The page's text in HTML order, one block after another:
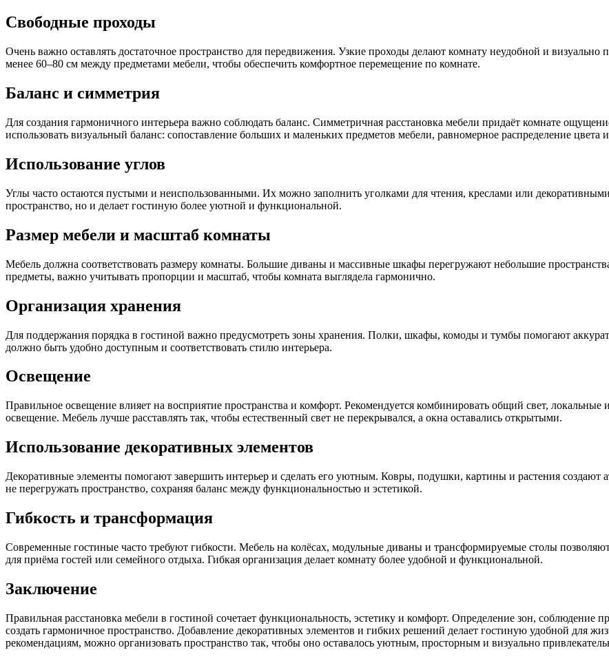
Свободные проходы
Очень важно оставлять достаточное пространство для передвижения. Узкие проходы делают комнату неудобной и
менее 60–80 см между предметами мебели, чтобы обеспечить комфортное перемещение по комнате.
Баланс и симметрия
Для создания гармоничного интерьера важно соблюдать баланс. Симметричная расстановка мебели придаёт комнате
использовать визуальный баланс: сопоставление больших и маленьких предметов мебели, равномерное распределение цвета и
Использование углов
Углы часто остаются пустыми и неиспользованными. Их можно заполнить уголками для чтения, креслами или
пространство, но и делает гостиную более уютной и функциональной.
Размер мебели и масштаб комнаты
Мебель должна соответствовать размеру комнаты. Большие диваны и массивные шкафы перегружают небольшие
предметы, важно учитывать пропорции и масштаб, чтобы комната выглядела гармонично.
Организация хранения
Для поддержания порядка в гостиной важно предусмотреть зоны хранения. Полки, шкафы, комоды и тумбы помогают
должно быть удобно доступным и соответствовать стилю интерьера.
Освещение
Правильное освещение влияет на восприятие пространства и комфорт. Рекомендуется комбинировать общий свет,
освещение. Мебель лучше расставлять так, чтобы естественный свет не перекрывался, а окна оставались открытыми.
Использование декоративных элементов
Декоративные элементы помогают завершить интерьер и сделать его уютным. Ковры, подушки, картины и растения создают
не перегружать пространство, сохраняя баланс между функциональностью и эстетикой.
Гибкость и трансформация
Современные гостиные часто требуют гибкости. Мебель на колёсах, модульные диваны и трансформируемые столы
для приёма гостей или семейного отдыха. Гибкая организация делает комнату более удобной и функциональной.
Заключение
Правильная расстановка мебели в гостиной сочетает функциональность, эстетику и комфорт. Определение зон, соблюдение
создать гармоничное пространство. Добавление декоративных элементов и гибких решений делает гостиную удобной для
рекомендациям, можно организовать пространство так, чтобы оно оставалось уютным, просторным и визуально